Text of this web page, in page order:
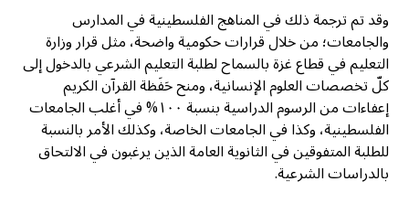
وقد تم ترجمة ذلك في المناهج الفلسطينية في المدارس
والجامعات؛ من خلال قرارات حكومية واضحة، مثل قرار وزارة
التعليم في قطاع غزة بالسماح لطلبة التعليم الشرعي بالدخول إلى
كلّ تخصصات العلوم الإنسانية، ومنح حَفَظة القرآن الكريم
إعفاءات من الرسوم الدراسية بنسبة ١٠٠% في أغلب الجامعات
الفلسطينية، وكذا في الجامعات الخاصة، وكذلك الأمر بالنسبة
للطلبة المتفوقين في الثانوية العامة الذين يرغبون في الالتحاق
بالدراسات الشرعية.